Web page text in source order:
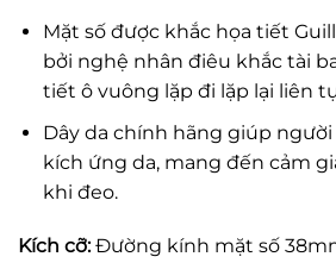
Mặt số được khắc họa tiết
bởi nghệ nhân điêu khắc tài
tiết ô vuông lặp đi lặp lại liên
Dây da chính hãng giúp
kích ứng da, mang đến cảm
khi đeo.
Kích cỡ:Đường kính mặt số